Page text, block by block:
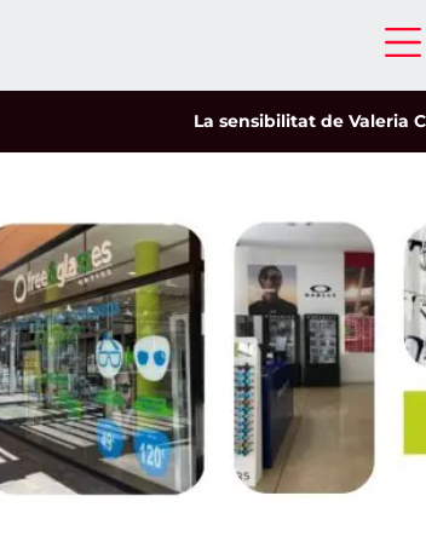
La sensibilitat de Valeria Castro